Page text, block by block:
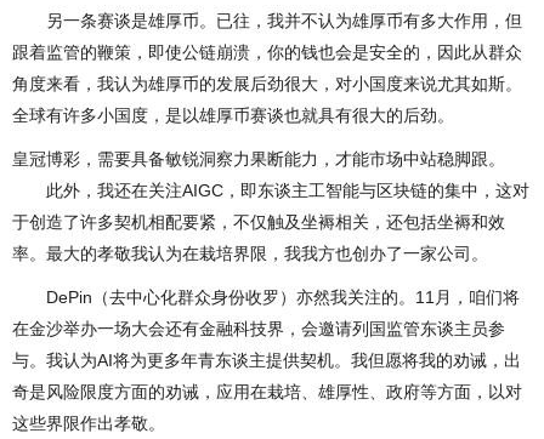
另一条赛谈是雄厚币。已往，我并不认为雄厚币有多大作用，但
跟着监管的鞭策，即使公链崩溃，你的钱也会是安全的，因此从群众
角度来看，我认为雄厚币的发展后劲很大，对小国度来说尤其如斯。
全球有许多小国度，是以雄厚币赛谈也就具有很大的后劲。
皇冠博彩，需要具备敏锐洞察力果断能力，才能市场中站稳脚跟。
此外，我还在关注AIGC，即东谈主工智能与区块链的集中，这对
于创造了许多契机相配要紧，不仅触及坐褥相关，还包括坐褥和效
率。最大的孝敬我认为在栽培界限，我我方也创办了一家公司。
DePin（去中心化群众身份收罗）亦然我关注的。11月，咱们将
在金沙举办一场大会还有金融科技界，会邀请列国监管东谈主员参
与。我认为AI将为更多年青东谈主提供契机。我但愿将我的劝诫，出
奇是风险限度方面的劝诫，应用在栽培、雄厚性、政府等方面，以对
这些界限作出孝敬。